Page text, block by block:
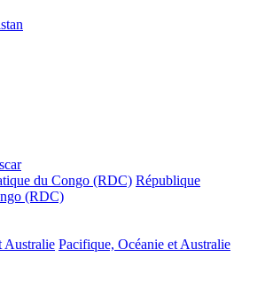
du Congo (RDC) République
(RDC)
Australie Pacifique, Océanie et Australie